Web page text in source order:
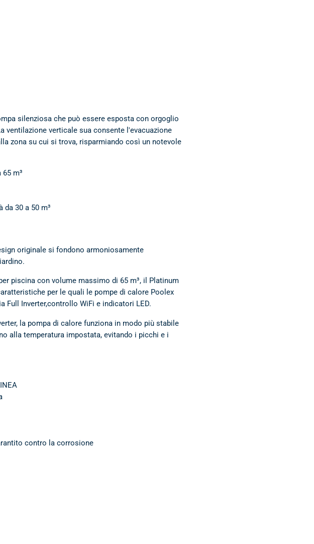
silenziosa che può essere esposta con orgoglio
ventilazione verticale sua consente l'evacuazione
zona su cui si trova, risparmiando così un notevole
65 m³
da 30 a 50 m³
originale si fondono armoniosamente
piscina con volume massimo di 65 m³, il Platinum
per le quali le pompe di calore Poolex
Full Inverter,controllo WiFi e indicatori LED.
la pompa di calore funziona in modo più stabile
alla temperatura impostata, evitando i picchi e i
contro la corrosione